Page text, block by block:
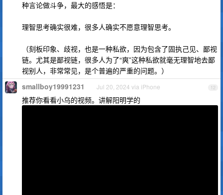
种言论做斗争，最大的感悟是：
理智思考确实很难，很多人确实不愿意理智思考。
（刻板印象、歧视，也是一种私欲，因为包含了固执己见、鄙视
链。尤其是鄙视链，很多人为了“爽”这种私欲就毫无理智地去鄙
视别人，非常常见，是个普遍的严重的问题。）
12
smallboy19991231 Jul 20, 2024 via iPhone
推荐你看看小乌的视频。讲解阳明学的